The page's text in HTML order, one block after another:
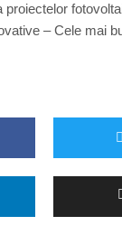
proiectelor
– Cele mai